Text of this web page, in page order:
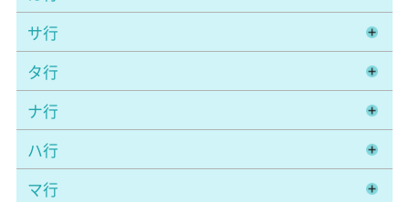
サ行
タ行
ナ行
ハ行
マ行